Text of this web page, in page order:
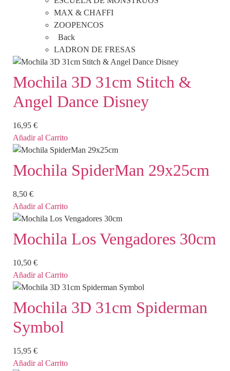
MAX & CHAFFI
ZOOPENCOS
Back
LADRON DE FRESAS
Mochila 3D 31cm Stitch &
Angel Dance Disney
16,95 €
Añadir al Carrito
Mochila SpiderMan 29x25cm
8,50 €
Añadir al Carrito
Mochila Los Vengadores 30cm
10,50 €
Añadir al Carrito
Mochila 3D 31cm Spiderman
Symbol
15,95 €
Añadir al Carrito